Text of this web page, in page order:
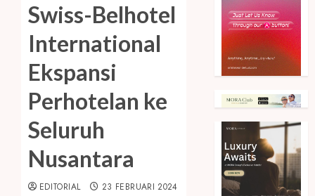
Swiss-Belhotel
International
Ekspansi
Perhotelan ke
Seluruh
Nusantara
EDITORIAL 23 FEBRUARI 2024